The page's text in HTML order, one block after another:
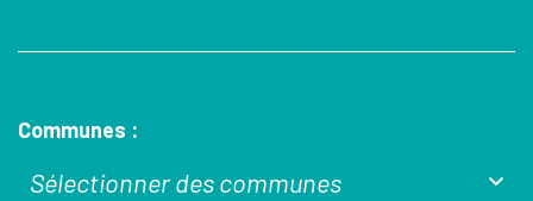
Communes :